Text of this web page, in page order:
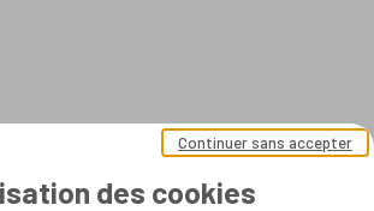
des cookies
Continuer sans accepter